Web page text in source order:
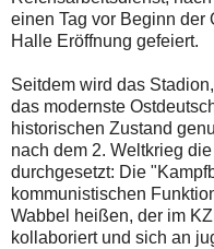
einen Tag vor Beginn der
Halle Eröffnung gefeiert.
Seitdem wird das
das modernste
historischen Zustand
nach dem 2. Weltkrieg
durchgesetzt: Die
kommunistischen
Wabbel heißen, der im
kollaboriert und sich an